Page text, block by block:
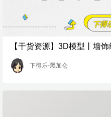
【干货资源】3D模型丨墙
下得乐-黑加仑